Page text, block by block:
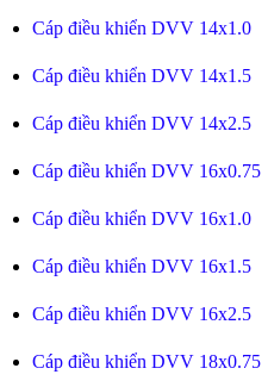
Cáp điều khiển DVV 14x1.0
Cáp điều khiển DVV 14x1.5
Cáp điều khiển DVV 14x2.5
Cáp điều khiển DVV 16x0.75
Cáp điều khiển DVV 16x1.0
Cáp điều khiển DVV 16x1.5
Cáp điều khiển DVV 16x2.5
Cáp điều khiển DVV 18x0.75